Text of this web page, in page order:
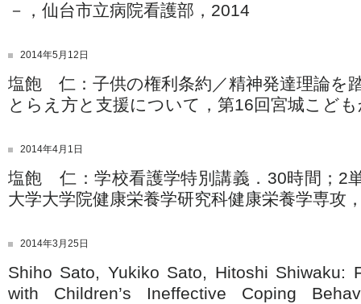
－，仙台市立病院看護部，2014
2014年5月12日
塩飽 仁：子供の権利条約／精神発達理論を
とらえ方と支援について，第16回宮城こど
2014年4月1日
塩飽 仁：学校看護学特別講義．30時間；2
大学大学院健康栄養学研究科健康栄養学専攻
2014年3月25日
Shiho Sato, Yukiko Sato, Hitoshi Shiwaku:
with Children’s Ineffective Coping